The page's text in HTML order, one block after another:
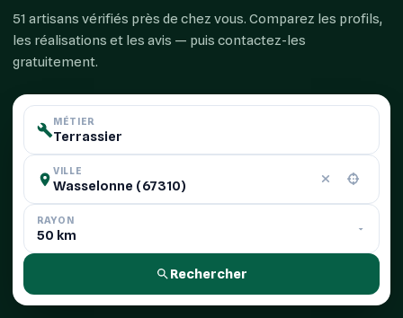
51 artisans vérifiés près de chez vous. Comparez les profils,
les réalisations et les avis — puis contactez-les
gratuitement.
MÉTIER
VILLE
RAYON
Rechercher